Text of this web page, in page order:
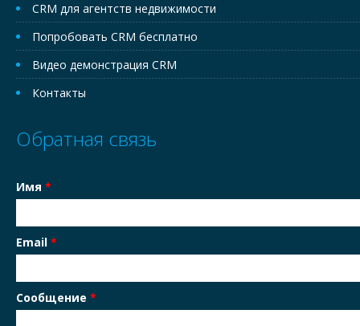
CRM для агентств недвижимости
Попробовать CRM бесплатно
Видео демонстрация CRM
Контакты
Обратная связь
Имя *
Email *
Сообщение *